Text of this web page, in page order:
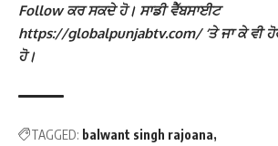
Follow ਕਰ ਸਕਦੇ ਹੋ। ਸਾਡੀ ਵੈੱਬਸਾਈਟ
https://globalpunjabtv.com/ ‘ਤੇ ਜਾ ਕੇ ਵੀ
ਹੋ।
TAGGED: balwant singh rajoana